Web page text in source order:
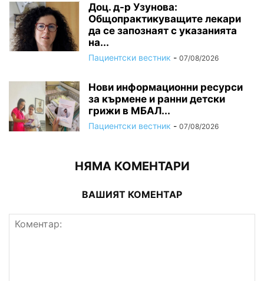
Доц. д-р Узунова:
Общопрактикуващите лекари
да се запознаят с указанията
на...
Пациентски вестник - 07/08/2026
Нови информационни ресурси
за кърмене и ранни детски
грижи в МБАЛ...
Пациентски вестник - 07/08/2026
НЯМА КОМЕНТАРИ
ВАШИЯТ КОМЕНТАР